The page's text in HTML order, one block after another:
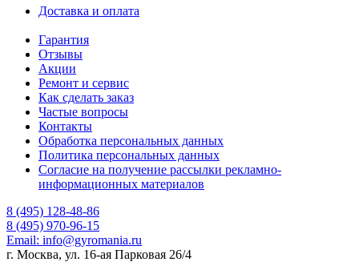
Доставка и оплата
Гарантия
Отзывы
Акции
Ремонт и сервис
Как сделать заказ
Частые вопросы
Контакты
Обработка персональных данных
Политика персональных данных
Согласие на получение рассылки рекламно-
информационных материалов
8 (495) 128-48-86
8 (495) 970-96-15
Email: info@gyromania.ru
г. Москва, ул. 16-ая Парковая 26/4